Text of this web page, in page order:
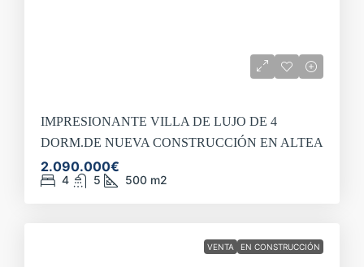
IMPRESIONANTE VILLA DE LUJO DE 4
DORM.DE NUEVA CONSTRUCCIÓN EN ALTEA
2.090.000€
4 5 500 m2
VENTA EN CONSTRUCCIÓN